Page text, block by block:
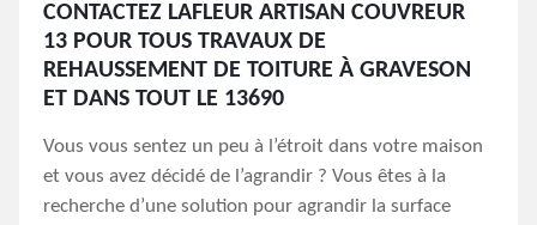
CONTACTEZ LAFLEUR ARTISAN COUVREUR
13 POUR TOUS TRAVAUX DE
REHAUSSEMENT DE TOITURE À GRAVESON
ET DANS TOUT LE 13690
Vous vous sentez un peu à l’étroit dans votre maison
et vous avez décidé de l’agrandir ? Vous êtes à la
recherche d’une solution pour agrandir la surface